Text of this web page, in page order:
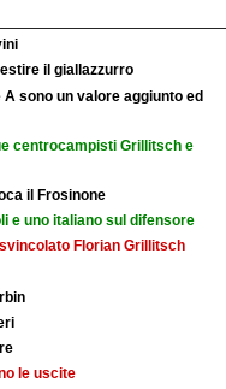
il giallazzurro
sono un valore aggiunto ed
centrocampisti Grillitsch e
il Frosinone
e uno italiano sul difensore
Florian Grillitsch
le uscite